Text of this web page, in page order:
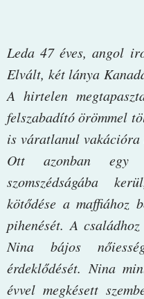
Leda 47 éves, angol
Elvált, két lánya
A hirtelen
felszabadító örömmel
is váratlanul
Ott azonban egy
szomszédságába
kötődése a maffiához
pihenését. A
Nina bájos
érdeklődését. Nina
évvel megkésett